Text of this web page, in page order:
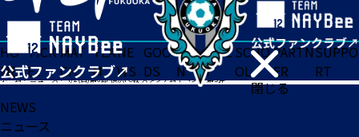
閉じる
HO
ME
TICK
ET
MAT
CH
TEA
M
NE
WS
GOO
DS
FA
N
ACADE
MY
SCHO
OL
PARTN
ER
SUPPO
RT
ホーム>ニュース>4/2(日)第6節 横浜FC戦 スタジアムイベント 第5弾
NEWS
ニュース